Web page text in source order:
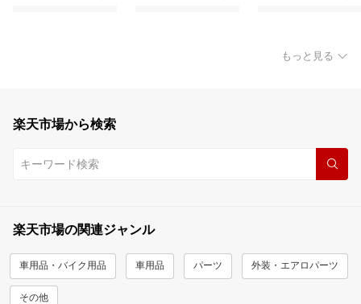
もっと見る
楽天市場から検索
楽天市場の関連ジャンル
車用品・バイク用品 車用品 パーツ 外装・エアロパーツ
その他